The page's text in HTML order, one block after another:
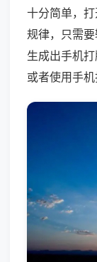
十分简单，
规律，只需
生成出手机
或者使用手机